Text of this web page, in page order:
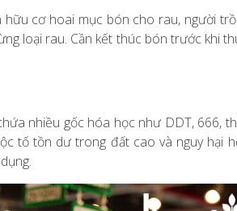
cơ hoai mục bón cho rau, người
loại rau. Cần kết thúc bón trước khi
nhiều gốc hóa học như DDT, 666,
tố tồn dư trong đất cao và nguy hại